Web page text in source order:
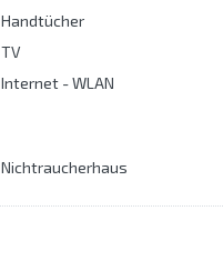
Handtücher
TV
Internet - WLAN
Nichtraucherhaus